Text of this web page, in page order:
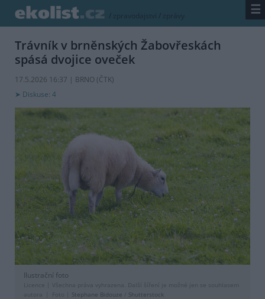
/ zpravodajství / zprávy ☰
Trávník v brněnských Žabovřeskách
spásá dvojice oveček
17.5.2026 16:37 | BRNO (ČTK)
Diskuse: 4
Ilustrační foto
Licence |
Všechna práva vyhrazena. Další šíření je možné jen se souhlasem
autora
Foto | Stephane Bidouze Shutterstock